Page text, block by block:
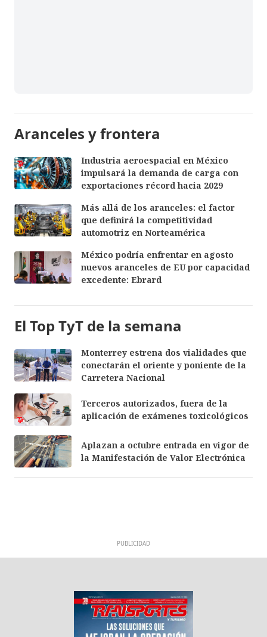
Aranceles y frontera
Industria aeroespacial en México
impulsará la demanda de carga con
exportaciones récord hacia 2029
Más allá de los aranceles: el factor
que definirá la competitividad
automotriz en Norteamérica
México podría enfrentar en agosto
nuevos aranceles de EU por capacidad
excedente: Ebrard
El Top TyT de la semana
Monterrey estrena dos vialidades que
conectarán el oriente y poniente de la
Carretera Nacional
Terceros autorizados, fuera de la
aplicación de exámenes toxicológicos
Aplazan a octubre entrada en vigor de
la Manifestación de Valor Electrónica
PUBLICIDAD